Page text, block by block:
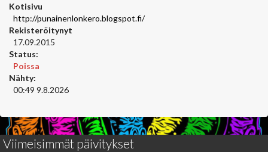
Kotisivu
http://punainenlonkero.blogspot.fi/
Rekisteröitynyt
17.09.2015
Status:
Poissa
Nähty:
00:49 9.8.2026
Viimeisimmät päivitykset